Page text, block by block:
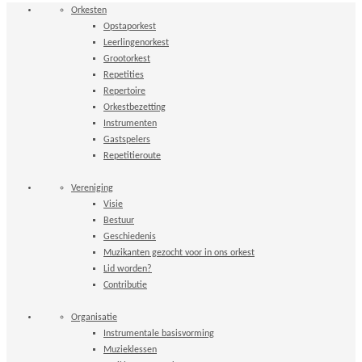
Orkesten
Opstaporkest
Leerlingenorkest
Grootorkest
Repetities
Repertoire
Orkestbezetting
Instrumenten
Gastspelers
Repetitieroute
Vereniging
Visie
Bestuur
Geschiedenis
Muzikanten gezocht voor in ons orkest
Lid worden?
Contributie
Organisatie
Instrumentale basisvorming
Muzieklessen